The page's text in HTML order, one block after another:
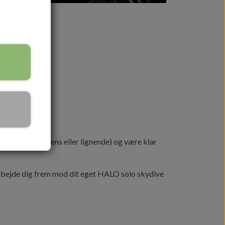
(USPA C-licens eller lignende) og være klar
dig frem mod dit eget HALO solo skydive